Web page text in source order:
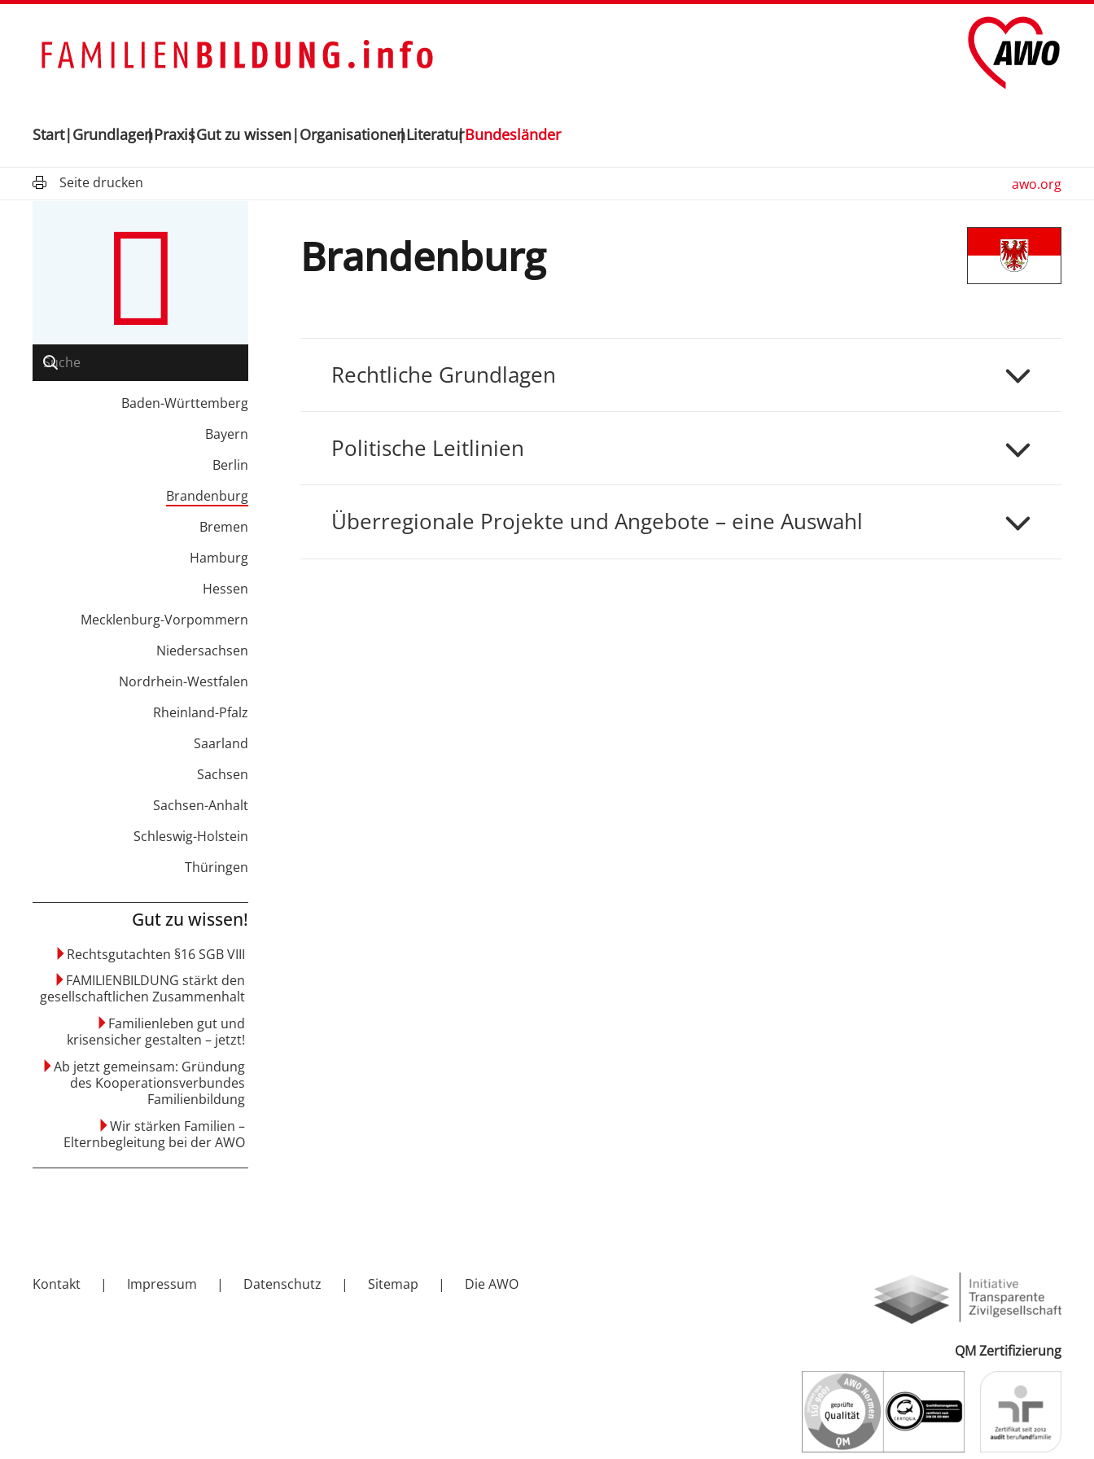
Start GrundlagenPraxisGut zu wissen OrganisationenLiteraturBundesländer
Seite drucken awo.org
Brandenburg
Rechtliche Grundlagen
Politische Leitlinien
Überregionale Projekte und Angebote – eine Auswahl
Baden-Württemberg
Bayern
Berlin
Brandenburg
Bremen
Hamburg
Hessen
Mecklenburg-Vorpommern
Niedersachsen
Nordrhein-Westfalen
Rheinland-Pfalz
Saarland
Sachsen
Sachsen-Anhalt
Schleswig-Holstein
Thüringen
Gut zu wissen!
Rechtsgutachten §16 SGB VIII
FAMILIENBILDUNG stärkt den
gesellschaftlichen Zusammenhalt
Familienleben gut und
krisensicher gestalten – jetzt!
Ab jetzt gemeinsam: Gründung
des Kooperationsverbundes
Familienbildung
Wir stärken Familien –
Elternbegleitung bei der AWO
Kontakt Impressum Datenschutz Sitemap Die AWO
QM Zertifizierung